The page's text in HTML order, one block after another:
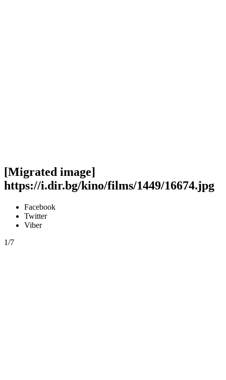
[Migrated image]
https://i.dir.bg/kino/films/1449/16674.jpg
Facebook
Twitter
Viber
1/7